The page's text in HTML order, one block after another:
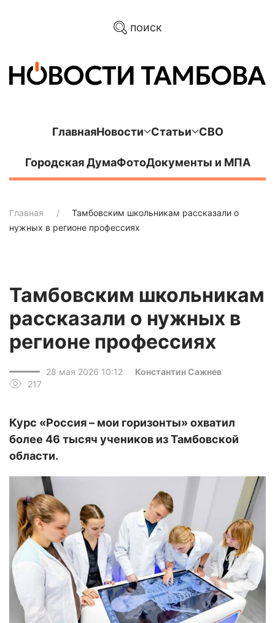
поиск
ГлавнаяНовости Статьи СВО
Городская ДумаФотоДокументы и МПА
Главная
Тамбовским школьникам рассказали о
нужных в регионе профессиях
Тамбовским школьникам
рассказали о нужных в
регионе профессиях
28 мая 2026 10:12
Константин Сажнев
217
Курс «Россия – мои горизонты» охватил
более 46 тысяч учеников из Тамбовской
области.